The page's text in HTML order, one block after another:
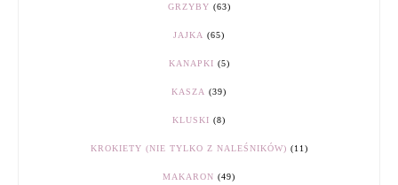
GRZYBY (63)
JAJKA (65)
KANAPKI (5)
KASZA (39)
KLUSKI (8)
KROKIETY (NIE TYLKO Z NALEŚNIKÓW) (11)
MAKARON (49)